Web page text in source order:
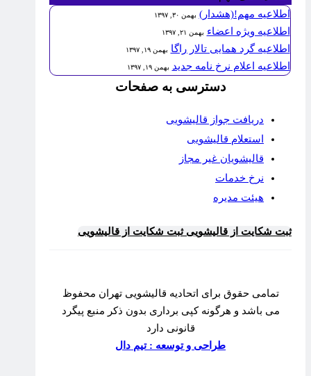
اطلاعیه مهم!(هشدار) بهمن ۳۰, ۱۳۹۷
اطلاعیه ویژه اعضاء بهمن ۲۱, ۱۳۹۷
اطلاعیه گرد همایی تالار راگا بهمن ۱۹, ۱۳۹۷
اطلاعیه اعلام نرخ نامه جدید بهمن ۱۹, ۱۳۹۷
دسترسی به صفحات
دریافت جواز قالیشویی
استعلام قالیشویی
قالیشویان غیر مجاز
نرخ خدمات
هیئت مدیره
ثبت شکایت از قالیشوییثبت شکایت از قالیشویی
تمامی حقوق برای اتحادیه قالیشویی تهران محفوظ
می باشد و هرگونه کپی برداری بدون ذکر منبع پیگرد
قانونی دارد
طراحی و توسعه : تیم دال